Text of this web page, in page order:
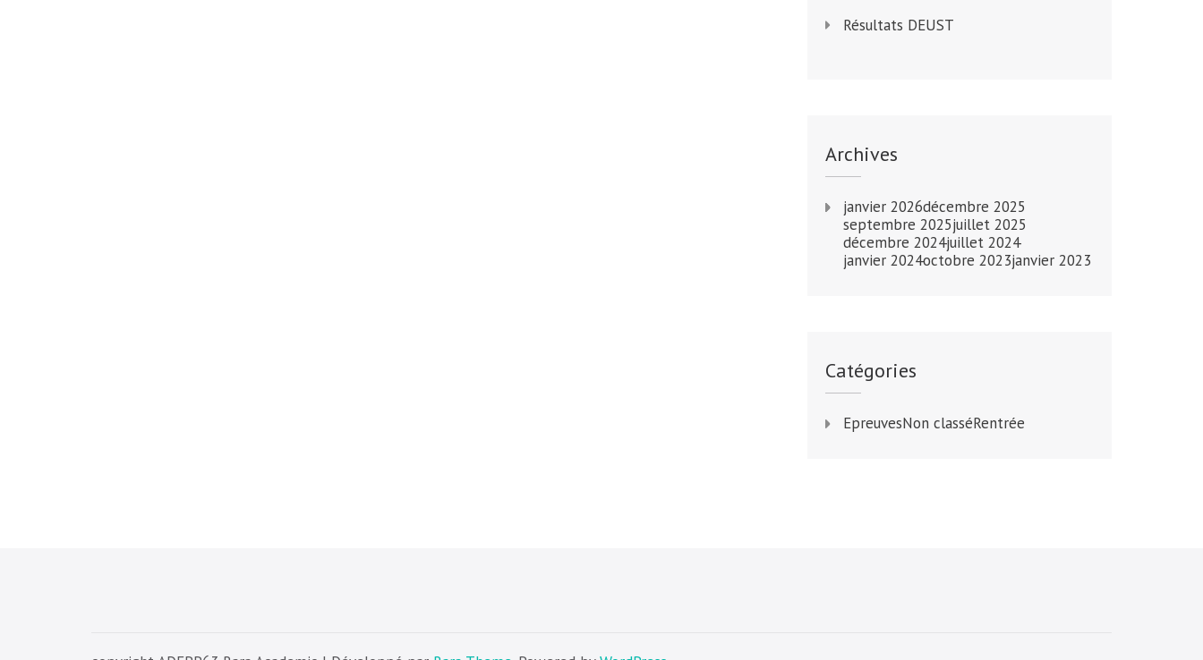
Résultats DEUST
Archives
janvier 2026décembre 2025
septembre 2025juillet 2025
décembre 2024juillet 2024
janvier 2024octobre 2023janvier 2023
Catégories
EpreuvesNon classéRentrée